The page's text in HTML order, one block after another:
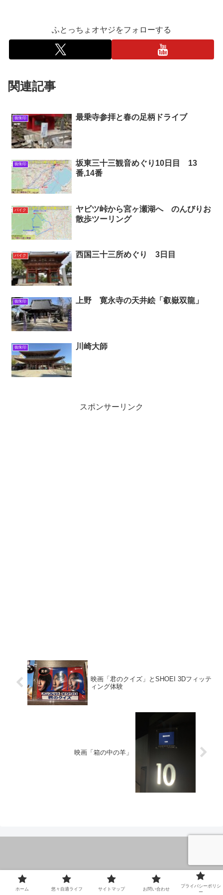
ふとっちょオヤジをフォローする
関連記事
御朱印 最乗寺参拝と春の足柄ドライブ
御朱印
坂東三十三観音めぐり10日目 13
番,14番
バイク
ヤビツ峠から宮ヶ瀬湖へ のんびりお
散歩ツーリング
バイク 西国三十三所めぐり 3日目
御朱印 上野 寛永寺の天井絵「叡嶽双龍」
御朱印 川崎大師
スポンサーリンク
映画「君のクイズ」とSHOEI 3Dフィッテ
ィング体験
映画「箱の中の羊」
ホーム
悠々自適ライフ
サイトマップ
お問い合わせ
ホーム 悠々自適ライフ サイトマップ お問い合わせ
プライバシーポリシ
ー